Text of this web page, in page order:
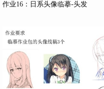
作业16：日系头像临摹-头发